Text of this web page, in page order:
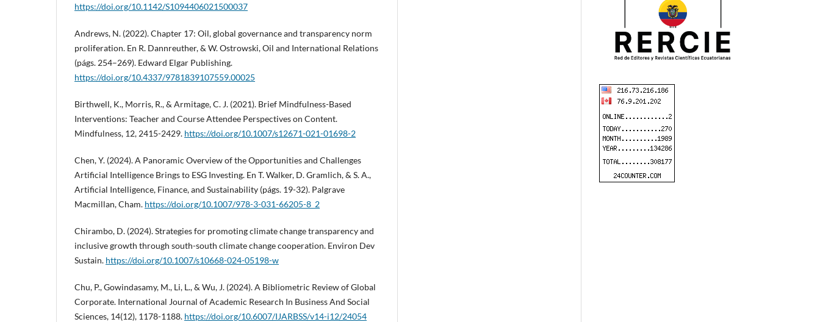
https://doi.org/10.1142/S1094406021500037
Andrews, N. (2022). Chapter 17: Oil, global governance and transparency norm
proliferation. En R. Dannreuther, & W. Ostrowski, Oil and International Relations
(págs. 254–269). Edward Elgar Publishing.
https://doi.org/10.4337/9781839107559.00025
Birthwell, K., Morris, R., & Armitage, C. J. (2021). Brief Mindfulness-Based
Interventions: Teacher and Course Attendee Perspectives on Content.
Mindfulness, 12, 2415-2429. https://doi.org/10.1007/s12671-021-01698-2
Chen, Y. (2024). A Panoramic Overview of the Opportunities and Challenges
Artificial Intelligence Brings to ESG Investing. En T. Walker, D. Gramlich, & S. A.,
Artificial Intelligence, Finance, and Sustainability (págs. 19-32). Palgrave
Macmillan, Cham. https://doi.org/10.1007/978-3-031-66205-8_2
Chirambo, D. (2024). Strategies for promoting climate change transparency and
inclusive growth through south-south climate change cooperation. Environ Dev
Sustain. https://doi.org/10.1007/s10668-024-05198-w
Chu, P., Gowindasamy, M., Li, L., & Wu, J. (2024). A Bibliometric Review of Global
Corporate. International Journal of Academic Research In Business And Social
Sciences, 14(12), 1178-1188. https://doi.org/10.6007/IJARBSS/v14-i12/24054